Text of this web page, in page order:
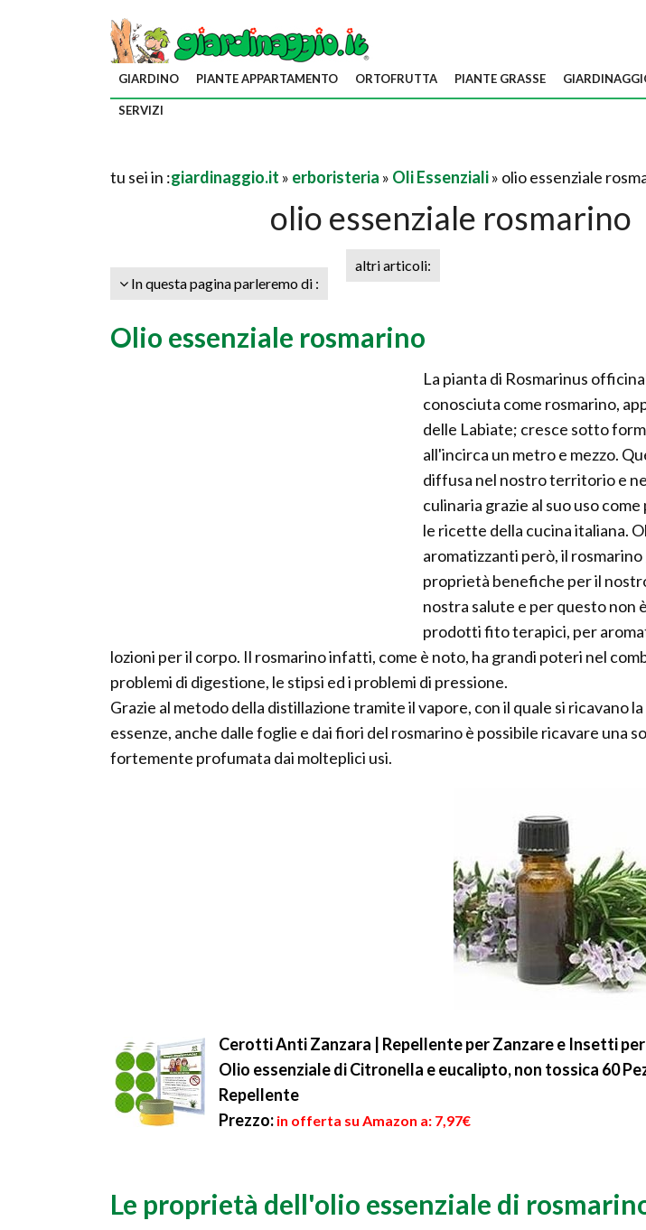
GIARDINO PIANTE APPARTAMENTO ORTOFRUTTA PIANTE GRASSE
SERVIZI
tu sei in :giardinaggio.it » erboristeria » Oli Essenziali» olio essenziale
olio essenziale rosmarino
In questa pagina parleremo di :
altri articoli:
Olio essenziale rosmarino
La pianta di Rosmarinus
conosciuta come rosmarino,
delle Labiate; cresce sotto
all'incirca un metro e mezzo.
diffusa nel nostro territorio e
culinaria grazie al suo uso
le ricette della cucina italiana.
aromatizzanti però, il
proprietà benefiche per il
nostra salute e per questo non
prodotti fito terapici, per
lozioni per il corpo. Il rosmarino infatti, come è noto, ha grandi poteri nel
problemi di digestione, le stipsi ed i problemi di pressione.
Grazie al metodo della distillazione tramite il vapore, con il quale si ricavano
essenze, anche dalle foglie e dai fiori del rosmarino è possibile ricavare una
fortemente profumata dai molteplici usi.
Cerotti Anti Zanzara | Repellente per Zanzare e Insetti per
Olio essenziale di Citronella e eucalipto, non tossica 60
Repellente
Prezzo: in offerta su Amazon a: 7,97€
Le proprietà dell'olio essenziale di